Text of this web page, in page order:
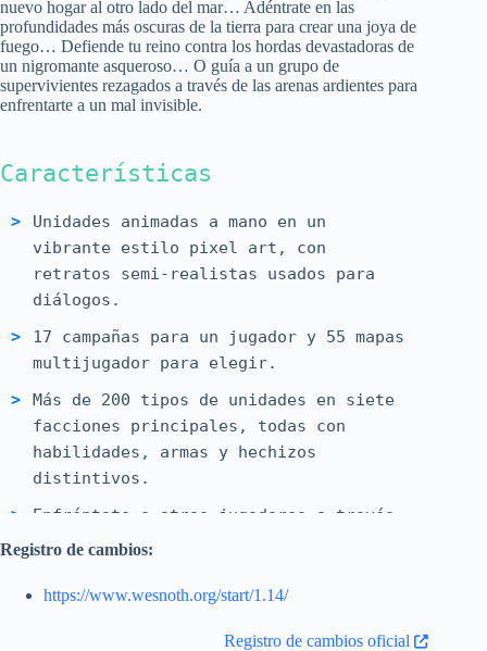
nuevo hogar al otro lado del mar… Adéntrate en las
profundidades más oscuras de la tierra para crear una joya de
fuego… Defiende tu reino contra los hordas devastadoras de
un nigromante asqueroso… O guía a un grupo de
supervivientes rezagados a través de las arenas ardientes para
enfrentarte a un mal invisible.
Características
Unidades animadas a mano en un
vibrante estilo pixel art, con
retratos semi-realistas usados ​​para
diálogos.
17 campañas para un jugador y 55 mapas
multijugador para elegir.
Más de 200 tipos de unidades en siete
facciones principales, todas con
habilidades, armas y hechizos
distintivos.
Enfréntate a otros jugadores a través
de Internet o desafía a tus amigos a
asiento caliente.
Traducido a más de 30 idiomas
Registro de cambios:
https://www.wesnoth.org/start/1.14/
Registro de cambios oficial